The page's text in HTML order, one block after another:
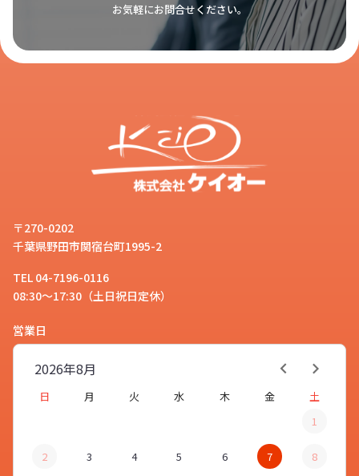
お気軽にお問合せください。
〒270-0202
千葉県野田市関宿台町1995-2
TEL 04-7196-0116
08:30～17:30（土日祝日定休）
営業日
8月
2026年
日 月 火 水 木 金
土
1
2 3 4 5 6 7 8